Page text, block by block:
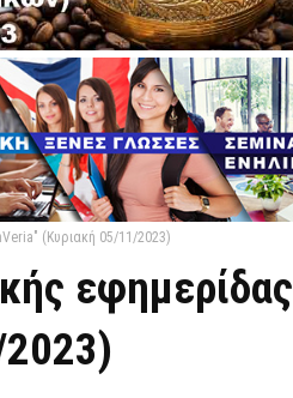
(Κυριακή 05/11/2023)
εφημερίδας